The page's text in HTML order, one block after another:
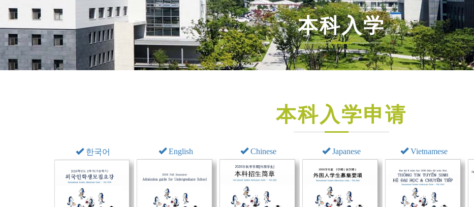
本科入学
本科入学申请
한국어 English Chinese Japanese Vietnamese